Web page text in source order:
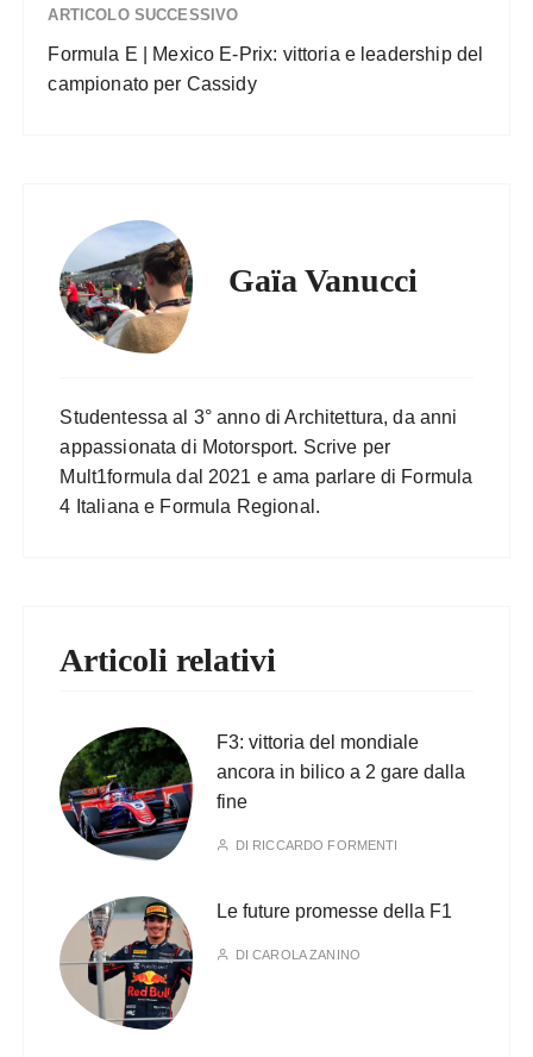
ARTICOLO SUCCESSIVO
Formula E | Mexico E-Prix: vittoria e leadership del
campionato per Cassidy
Gaïa Vanucci
Studentessa al 3° anno di Architettura, da anni
appassionata di Motorsport. Scrive per
Mult1formula dal 2021 e ama parlare di Formula
4 Italiana e Formula Regional.
Articoli relativi
F3: vittoria del mondiale
ancora in bilico a 2 gare dalla
fine
DI RICCARDO FORMENTI
Le future promesse della F1
DICAROLA ZANINO